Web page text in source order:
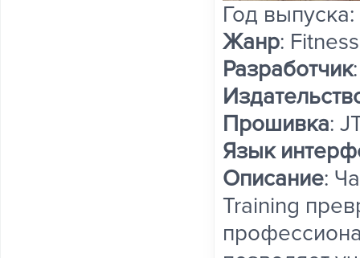
Год выпуска:
Жанр: Fitness
Разработчик
Прошивка:
Язык
Описание:
Training